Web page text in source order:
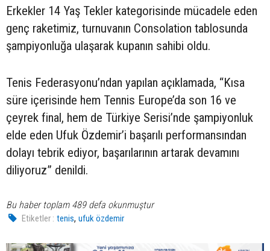
Erkekler 14 Yaş Tekler kategorisinde mücadele eden
genç raketimiz, turnuvanın Consolation tablosunda
şampiyonluğa ulaşarak kupanın sahibi oldu.
Tenis Federasyonu’ndan yapılan açıklamada, “Kısa
süre içerisinde hem Tennis Europe’da son 16 ve
çeyrek final, hem de Türkiye Serisi’nde şampiyonluk
elde eden Ufuk Özdemir’i başarılı performansından
dolayı tebrik ediyor, başarılarının artarak devamını
diliyoruz” denildi.
Bu haber toplam 489 defa okunmuştur
Etiketler : tenis,ufuk özdemir